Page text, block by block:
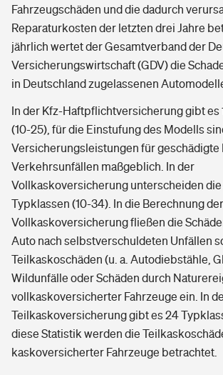
Fahrzeugschäden und die dadurch
Reparaturkosten der letzten drei Jahre
jährlich wertet der Gesamtverband der
Versicherungswirtschaft (GDV) die
in Deutschland zugelassenen
In der Kfz-Haftpflichtversicherung gibt es
(10-25), für die Einstufung des Modells
Versicherungsleistungen für geschädigte
Verkehrsunfällen maßgeblich. In der
Vollkaskoversicherung unterscheiden
Typklassen (10-34). In die Berechnung der
Vollkaskoversicherung fließen die
Auto nach selbstverschuldeten Unfällen
Teilkaskoschäden (u. a. Autodiebstähle,
Wildunfälle oder Schäden durch
vollkaskoversicherter Fahrzeuge ein. In
Teilkaskoversicherung gibt es 24
diese Statistik werden die
kaskoversicherter Fahrzeuge betrachtet.